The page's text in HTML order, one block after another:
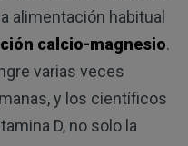
alimentación habitual
calcio-magnesio.
varias veces
y los científicos
D, no solo la